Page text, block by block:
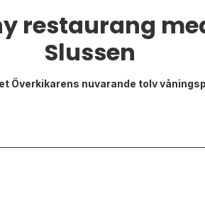
restaurang
Slussen
Överkikarens nuvarande tolv